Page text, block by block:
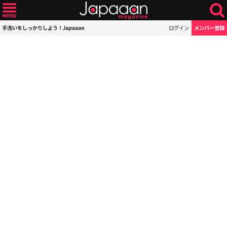
手洗いをしっかりしよう！Japaaan ログイン メンバー登録